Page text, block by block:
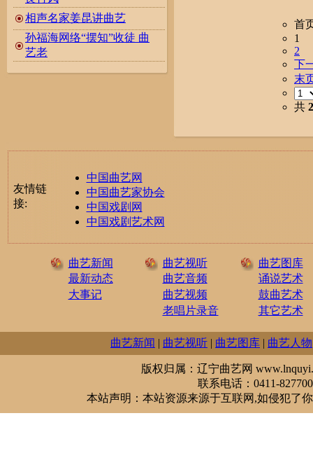
相声名家姜昆讲曲艺
孙福海网络“摆知”收徒 曲
艺老
首
1
2
下
末
共 2
友情链
接:
中国曲艺网
中国曲艺家协会
中国戏剧网
中国戏剧艺术网
曲艺新闻
最新动态
大事记
曲艺视听
曲艺音频
曲艺视频
老唱片录音
曲艺图库
诵说艺术
鼓曲艺术
其它艺术
曲艺新闻 | 曲艺视听 | 曲艺图库 | 曲艺人物
版权归属：辽宁曲艺网
联系电话：0411-
本站声明：本站资源来源于互联网,如侵犯了